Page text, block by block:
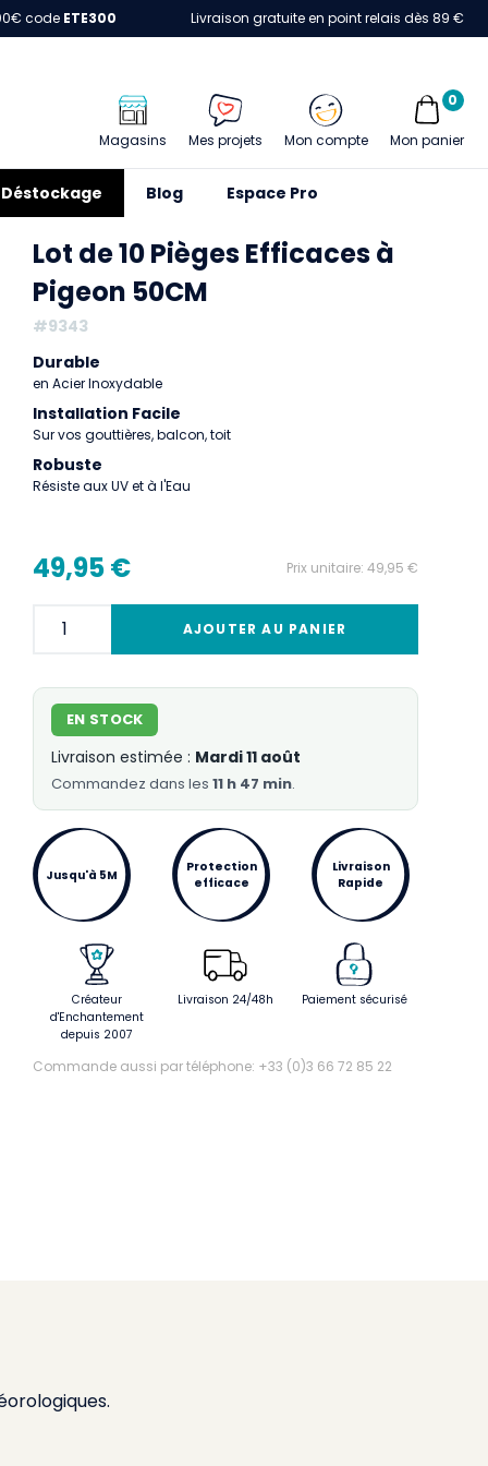
code ETE300 Livraison gratuite en point relais dès 89 €
Magasins Mes projets Mon compte Mon panier
0
Déstockage Blog Espace Pro
Lot de 10 Pièges Efficaces à
Pigeon 50CM
#9343
Durable
en Acier Inoxydable
Installation Facile
Sur vos gouttières, balcon, toit
Robuste
Résiste aux UV et à l'Eau
49,95 € Prix unitaire: 49,95 €
AJOUTER AU PANIER
EN STOCK
Livraison estimée : Mardi 11 août
Commandez dans les 11 h 47 min.
Jusqu'à 5M
Protection
efficace
Livraison
Rapide
Créateur
d'Enchantement
depuis 2007
Livraison 24/48h Paiement sécurisé
Commande aussi par téléphone: +33 (0)3 66 72 85 22